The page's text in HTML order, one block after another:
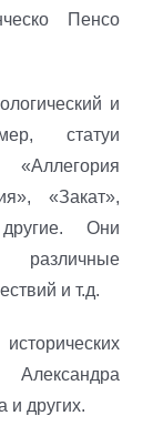
Пенсо
и
статуи
«Закат»,
Они
и т.д.
и других.